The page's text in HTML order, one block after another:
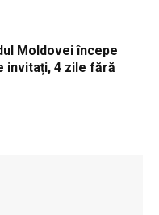
Moldovei începe
invitați, 4 zile fără